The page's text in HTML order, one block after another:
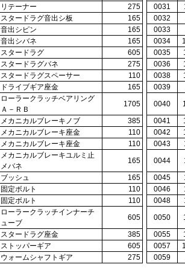
リテーナー 275 0031
スタードラグ音出シ板 165 0032
音出シピン 165 0033
音出シバネ 165 0034
スタードラグ 605 0035
スタードラグバネ 275 0036
スタードラグスペーサー 110 0038
ドライブギア座金 165 0039
ローラークラッチベアリング
Ａ－ＲＢ
1705 0040
メカニカルブレーキノブ 385 0041
メカニカルブレーキ座金 110 0042
メカニカルブレーキ座金 110 0043
メカニカルブレーキユルミ止
メバネ
165 0044
ブッシュ 165 0045
固定ボルト 110 0046
固定ボルト 110 0048
ローラークラッチインナーチ
ューブ
605 0050
スタードラグ座金 385 0055
ストッパーギア 605 0057
ウォームシャフトギア 275 0059